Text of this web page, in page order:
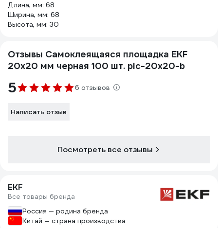
Длина, мм: 68
Ширина, мм: 68
Высота, мм: 30
Отзывы Самоклеящаяся площадка EKF
20х20 мм черная 100 шт. plc-20x20-b
5 6 отзывов
Написать отзыв
Посмотреть все отзывы
EKF
Все товары бренда
Россия — родина бренда
Китай — страна производства